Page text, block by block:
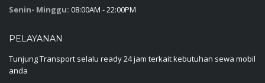
Senin- Minggu: 08:00AM - 22:00PM
PELAYANAN
Tunjung Transport selalu ready 24 jam terkait kebutuhan sewa mobil
anda